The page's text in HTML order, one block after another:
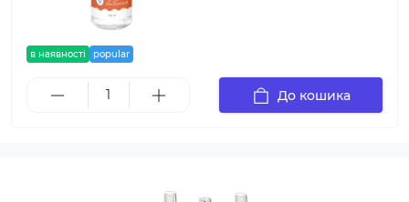
в наявності popular
До кошика